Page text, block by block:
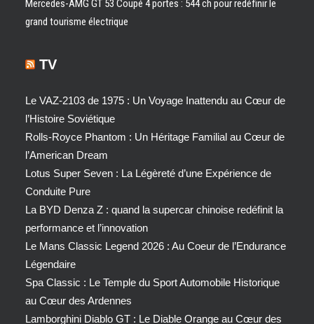
Mercedes-AMG GT 53 Coupé 4 portes : 544 ch pour redéfinir le
grand tourisme électrique
TV
Le VAZ-2103 de 1975 : Un Voyage Inattendu au Cœur de
l’Histoire Soviétique
Rolls-Royce Phantom : Un Héritage Familial au Cœur de
l’American Dream
Lotus Super Seven : La Légèreté d’une Expérience de
Conduite Pure
La BYD Denza Z : quand la supercar chinoise redéfinit la
performance et l’innovation
Le Mans Classic Legend 2026 : Au Coeur de l’Endurance
Légendaire
Spa Classic : Le Temple du Sport Automobile Historique
au Cœur des Ardennes
Lamborghini Diablo GT : Le Diable Orange au Cœur des